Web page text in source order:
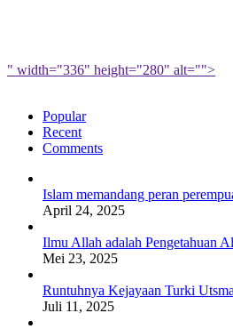
" width="336" height="280" alt="">
Popular
Recent
Comments
Islam memandang peran
April 24, 2025
Ilmu Allah adalah Pengetahuan
Mei 23, 2025
Runtuhnya Kejayaan Turki
Juli 11, 2025